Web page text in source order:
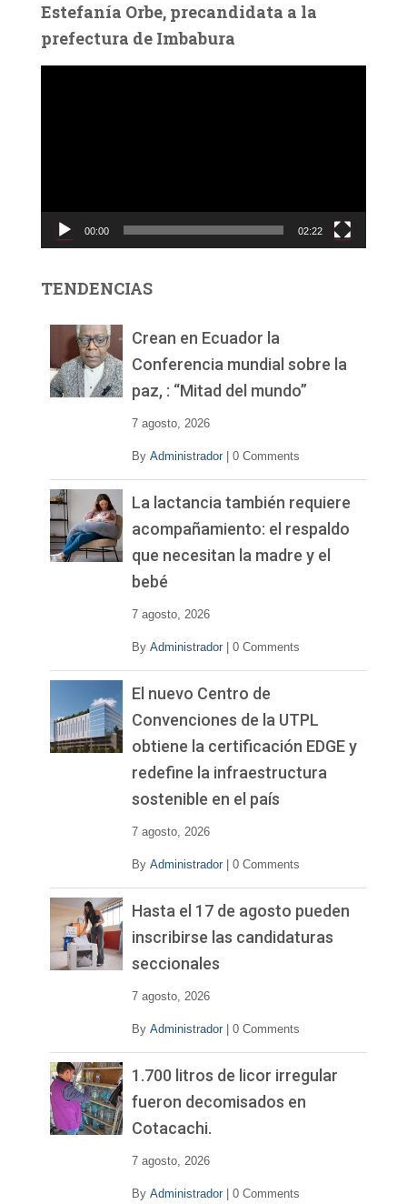
Estefanía Orbe, precandidata a la
prefectura de Imbabura
c
d
00:00 02:22
TENDENCIAS
Crean en Ecuador la
Conferencia mundial sobre la
paz, : “Mitad del mundo”
7 agosto, 2026
By Administrador 0 Comments
La lactancia también requiere
acompañamiento: el respaldo
que necesitan la madre y el
bebé
7 agosto, 2026
By Administrador 0 Comments
El nuevo Centro de
Convenciones de la UTPL
obtiene la certificación EDGE y
redefine la infraestructura
sostenible en el país
7 agosto, 2026
By Administrador 0 Comments
Hasta el 17 de agosto pueden
inscribirse las candidaturas
seccionales
7 agosto, 2026
By Administrador 0 Comments
1.700 litros de licor irregular
fueron decomisados en
Cotacachi.
7 agosto, 2026
By Administrador 0 Comments